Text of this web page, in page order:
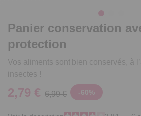
Panier conservation
protection
Vos aliments sont bien conservés, à
insectes !
2,79 € 6,99 € -60%